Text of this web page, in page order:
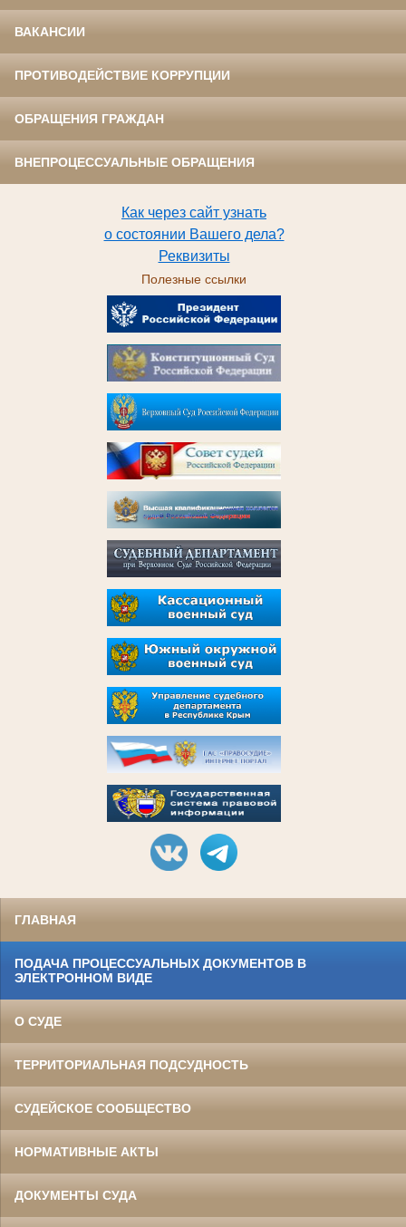
ВАКАНСИИ
ПРОТИВОДЕЙСТВИЕ КОРРУПЦИИ
ОБРАЩЕНИЯ ГРАЖДАН
ВНЕПРОЦЕССУАЛЬНЫЕ ОБРАЩЕНИЯ
Как через сайт узнать
о состоянии Вашего дела?
Реквизиты
Полезные ссылки
ГЛАВНАЯ
ПОДАЧА ПРОЦЕССУАЛЬНЫХ ДОКУМЕНТОВ В
ЭЛЕКТРОННОМ ВИДЕ
О СУДЕ
ТЕРРИТОРИАЛЬНАЯ ПОДСУДНОСТЬ
СУДЕЙСКОЕ СООБЩЕСТВО
НОРМАТИВНЫЕ АКТЫ
ДОКУМЕНТЫ СУДА